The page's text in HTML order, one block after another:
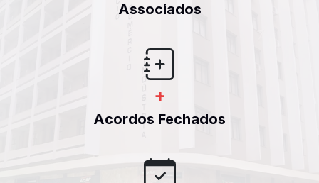
Associados
+
Acordos Fechados